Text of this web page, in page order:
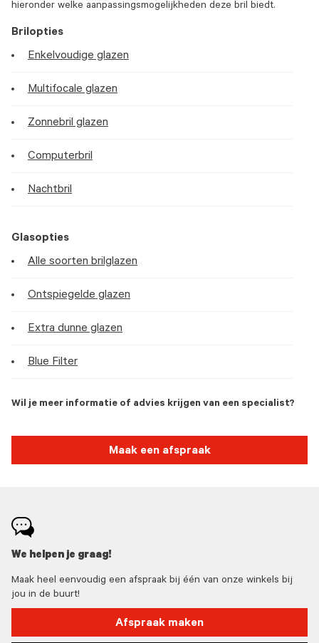
hieronder welke aanpassingsmogelijkheden deze bril biedt.
Brilopties
Enkelvoudige glazen
Multifocale glazen
Zonnebril glazen
Computerbril
Nachtbril
Glasopties
Alle soorten brilglazen
Ontspiegelde glazen
Extra dunne glazen
Blue Filter
Wil je meer informatie of advies krijgen van een specialist?
Maak een afspraak
We helpen je graag!
Maak heel eenvoudig een afspraak bij één van onze winkels bij
jou in de buurt!
Afspraak maken